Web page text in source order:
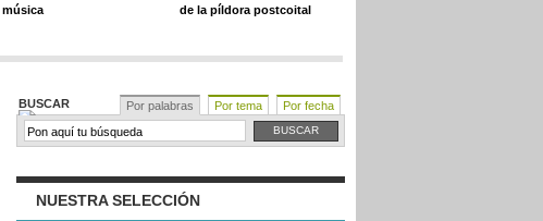
música
de la píldora postcoital
BUSCAR Por palabras Por tema Por fecha
NUESTRA SELECCIÓN